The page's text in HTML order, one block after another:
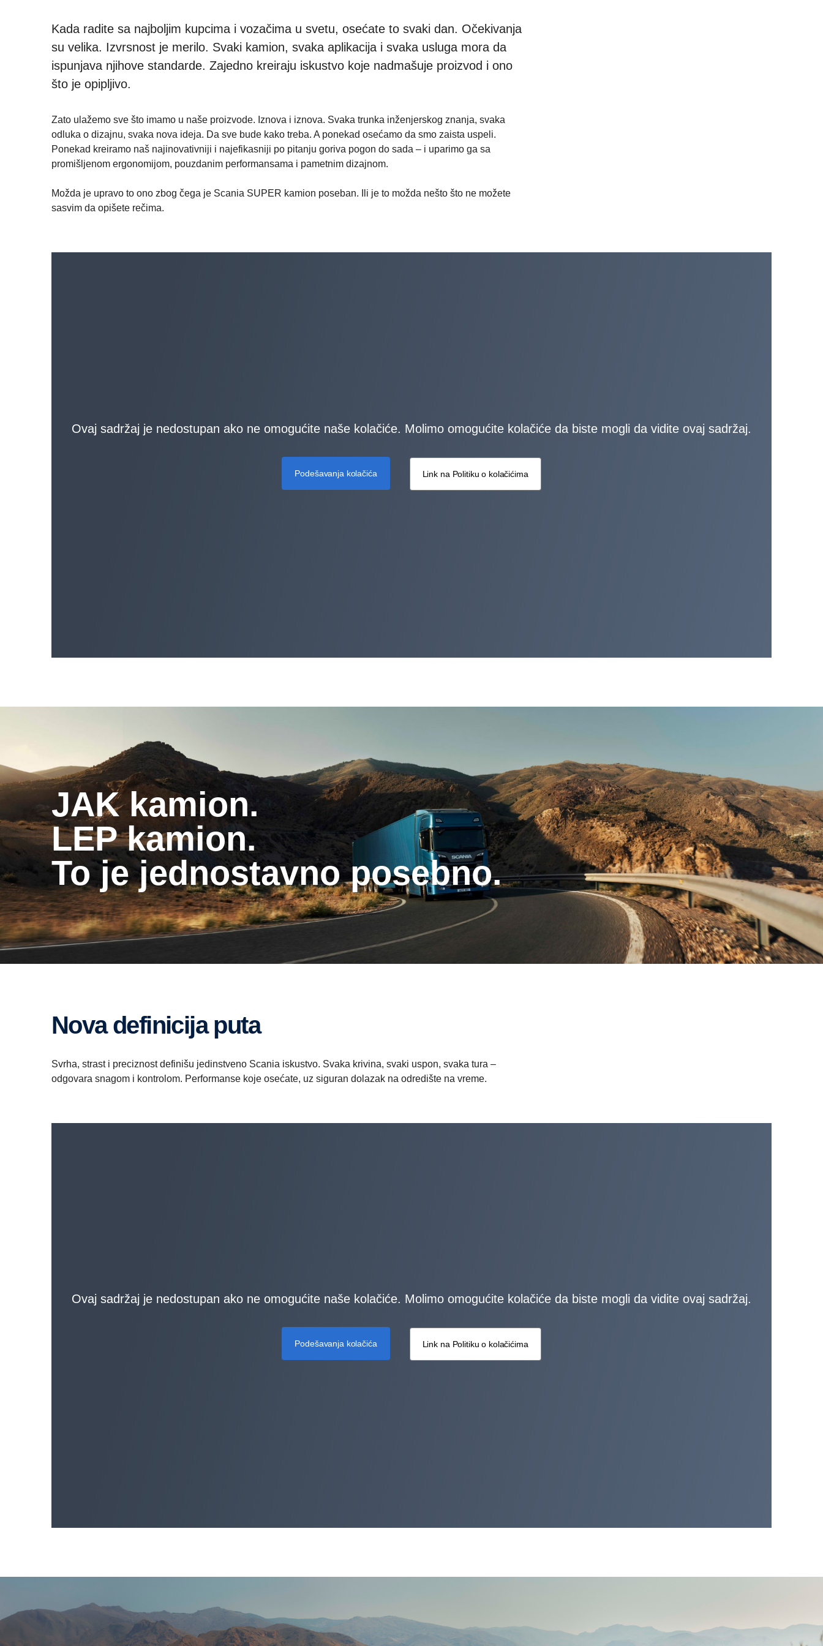
Kada radite sa najboljim kupcima i vozačima u svetu, osećate to svaki dan. Očekivanja
su velika. Izvrsnost je merilo. Svaki kamion, svaka aplikacija i svaka usluga mora da
ispunjava njihove standarde. Zajedno kreiraju iskustvo koje nadmašuje proizvod i ono
što je opipljivo.
Zato ulažemo sve što imamo u naše proizvode. Iznova i iznova. Svaka trunka inženjerskog znanja, svaka
odluka o dizajnu, svaka nova ideja. Da sve bude kako treba. A ponekad osećamo da smo zaista uspeli.
Ponekad kreiramo naš najinovativniji i najefikasniji po pitanju goriva pogon do sada – i uparimo ga sa
promišljenom ergonomijom, pouzdanim performansama i pametnim dizajnom.
Možda je upravo to ono zbog čega je Scania SUPER kamion poseban. Ili je to možda nešto što ne možete
sasvim da opišete rečima.
Ovaj sadržaj je nedostupan ako ne omogućite naše kolačiće. Molimo omogućite kolačiće da biste mogli da vidite ovaj sadržaj.
Podešavanja kolačića Link na Politiku o kolačićima
JAK kamion.
LEP kamion.
To je jednostavno posebno.
Nova definicija puta
Svrha, strast i preciznost definišu jedinstveno Scania iskustvo. Svaka krivina, svaki uspon, svaka tura –
odgovara snagom i kontrolom. Performanse koje osećate, uz siguran dolazak na odredište na vreme.
Ovaj sadržaj je nedostupan ako ne omogućite naše kolačiće. Molimo omogućite kolačiće da biste mogli da vidite ovaj sadržaj.
Podešavanja kolačića Link na Politiku o kolačićima